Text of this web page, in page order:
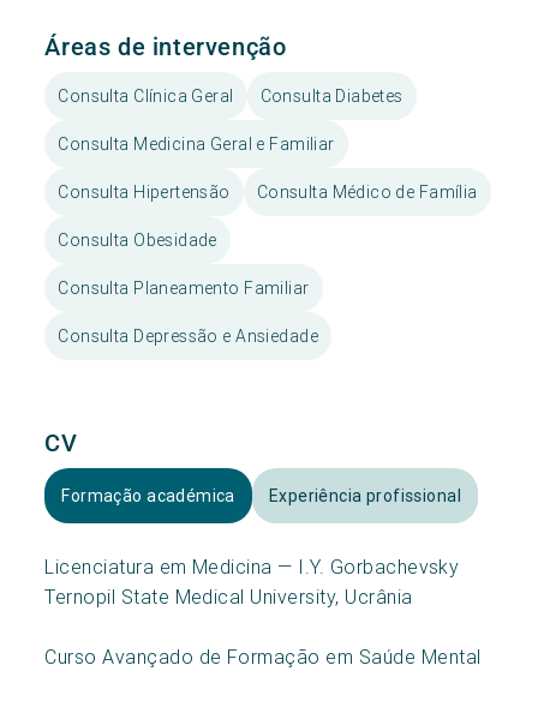
Áreas de intervenção
Consulta Clínica Geral Consulta Diabetes
Consulta Medicina Geral e Familiar
Consulta Hipertensão Consulta Médico de Família
Consulta Obesidade
Consulta Planeamento Familiar
Consulta Depressão e Ansiedade
CV
Formação académica Experiência profissional
Licenciatura em Medicina — I.Y. Gorbachevsky
Ternopil State Medical University, Ucrânia
Curso Avançado de Formação em Saúde Mental